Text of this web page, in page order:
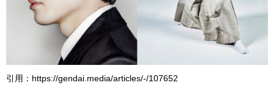
引用：https://gendai.media/articles/-/107652